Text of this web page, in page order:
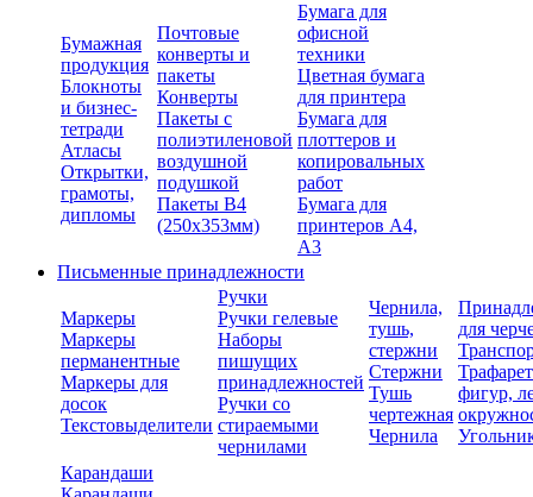
Бумажная
продукция
Блокноты
и бизнес-
тетради
Атласы
Открытки,
грамоты,
дипломы
Почтовые
конверты и
пакеты
Конверты
Пакеты с
полиэтиленовой
воздушной
подушкой
Пакеты В4
(250х353мм)
Бумага для
офисной
техники
Цветная бумага
для принтера
Бумага для
плоттеров и
копировальных
работ
Бумага для
принтеров А4,
А3
Письменные принадлежности
Маркеры
Маркеры
перманентные
Маркеры для
досок
Текстовыделители
Ручки
Ручки гелевые
Наборы
пишущих
принадлежностей
Ручки со
стираемыми
чернилами
Чернила,
тушь,
стержни
Стержни
Тушь
чертежная
Чернила
для
фигур,
Карандаши